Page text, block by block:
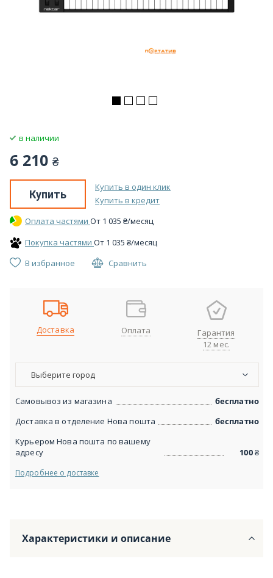
в наличии
6 210 ₴
Купить
Купить в один клик
Купить в кредит
Оплата частями От 1 035 ₴/месяц
Покупка частями От 1 035 ₴/месяц
В избранное
Сравнить
Доставка Оплата
Гарантия
12 мес.
Выберите город
Самовывоз из магазина
бесплатно
Доставка в отделение Нова пошта
бесплатно
Курьером Нова пошта по вашему
адресу
100₴
Подробнее о доставке
Характеристики и описание